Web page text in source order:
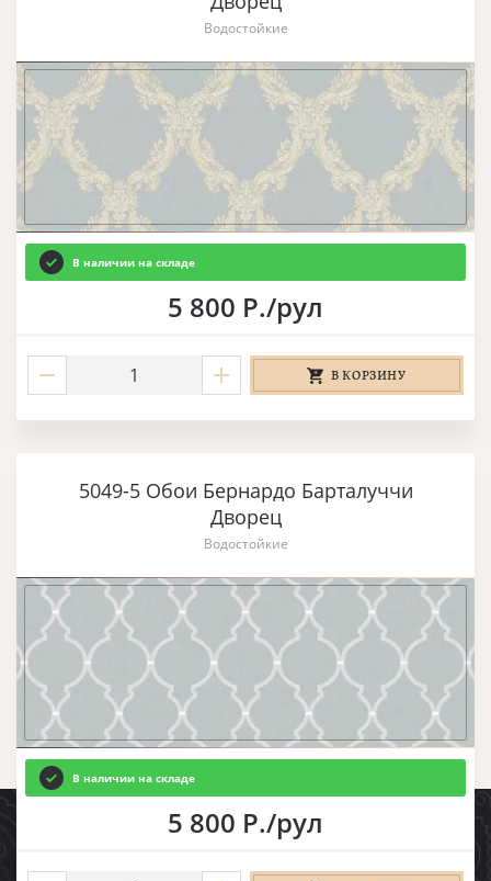
Водостойкие
В наличии на складе
5 800 Р./рул
В КОРЗИНУ
5049-5 Обои Бернардо Барталуччи
Дворец
Водостойкие
В наличии на складе
5 800 Р./рул